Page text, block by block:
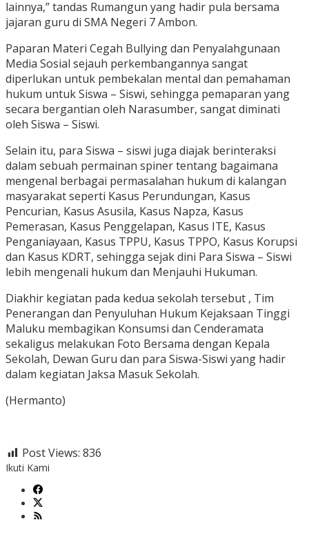
lainnya,” tandas Rumangun yang hadir pula bersama
jajaran guru di SMA Negeri 7 Ambon.
Paparan Materi Cegah Bullying dan Penyalahgunaan
Media Sosial sejauh perkembangannya sangat
diperlukan untuk pembekalan mental dan pemahaman
hukum untuk Siswa – Siswi, sehingga pemaparan yang
secara bergantian oleh Narasumber, sangat diminati
oleh Siswa – Siswi.
Selain itu, para Siswa – siswi juga diajak berinteraksi
dalam sebuah permainan spiner tentang bagaimana
mengenal berbagai permasalahan hukum di kalangan
masyarakat seperti Kasus Perundungan, Kasus
Pencurian, Kasus Asusila, Kasus Napza, Kasus
Pemerasan, Kasus Penggelapan, Kasus ITE, Kasus
Penganiayaan, Kasus TPPU, Kasus TPPO, Kasus Korupsi
dan Kasus KDRT, sehingga sejak dini Para Siswa – Siswi
lebih mengenali hukum dan Menjauhi Hukuman.
Diakhir kegiatan pada kedua sekolah tersebut , Tim
Penerangan dan Penyuluhan Hukum Kejaksaan Tinggi
Maluku membagikan Konsumsi dan Cenderamata
sekaligus melakukan Foto Bersama dengan Kepala
Sekolah, Dewan Guru dan para Siswa-Siswi yang hadir
dalam kegiatan Jaksa Masuk Sekolah.
(Hermanto)
Post Views: 836
Ikuti Kami